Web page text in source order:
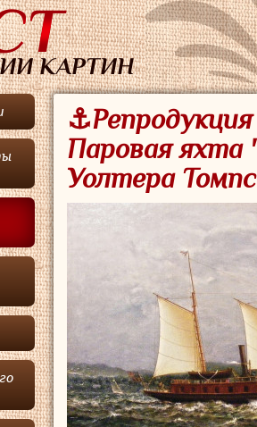
Паровая яхта
Уолтера